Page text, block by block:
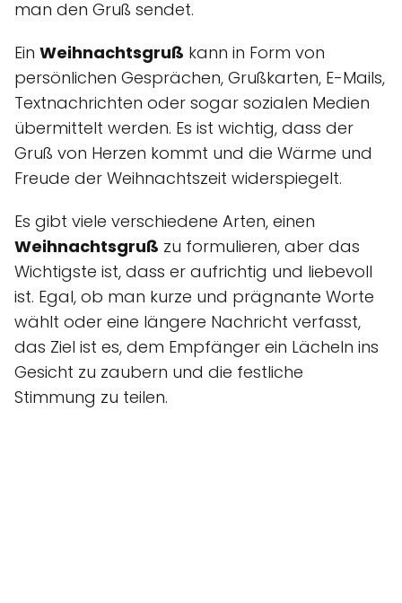
man den Gruß sendet.
Ein Weihnachtsgruß kann in Form von
persönlichen Gesprächen, Grußkarten, E-Mails,
Textnachrichten oder sogar sozialen Medien
übermittelt werden. Es ist wichtig, dass der
Gruß von Herzen kommt und die Wärme und
Freude der Weihnachtszeit widerspiegelt.
Es gibt viele verschiedene Arten, einen
Weihnachtsgruß zu formulieren, aber das
Wichtigste ist, dass er aufrichtig und liebevoll
ist. Egal, ob man kurze und prägnante Worte
wählt oder eine längere Nachricht verfasst,
das Ziel ist es, dem Empfänger ein Lächeln ins
Gesicht zu zaubern und die festliche
Stimmung zu teilen.